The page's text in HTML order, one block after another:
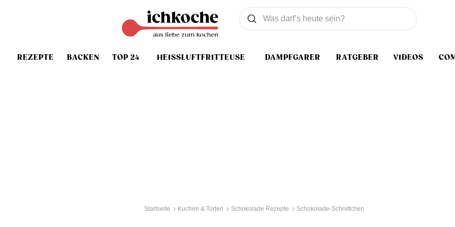
REZEPTE BACKEN TOP 24 HEISSLUFTFRITTEUSE DAMPFGARER RATGEBER VIDEOS
Was wollen Sie suchen
Suchen
Startseite Kuchen & Torten Schokolade Rezepte Schokolade-Schnittchen